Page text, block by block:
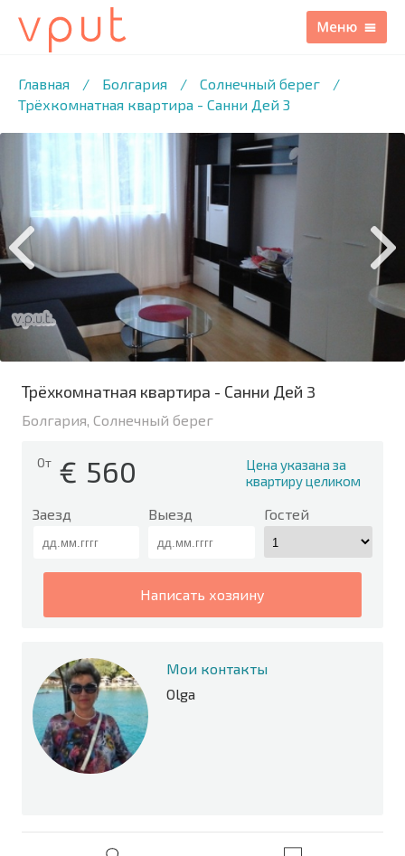
Главная / Болгария / Солнечный берег
/
Трёхкомнатная квартира - Санни Дей 3
/17 ФОТО
Трёхкомнатная квартира - Санни Дей 3
Болгария, Солнечный берег
От € 560
Цена указана за
квартиру целиком
Заезд Выезд Гостей
написать хозяину
Мои контакты
Olga